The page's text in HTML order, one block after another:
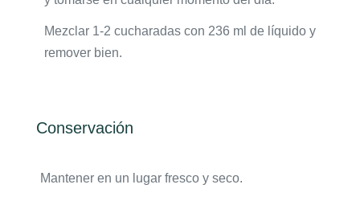
Mezclar 1-2 cucharadas con 236 ml de líquido y
remover bien.
Conservación
Mantener en un lugar fresco y seco.